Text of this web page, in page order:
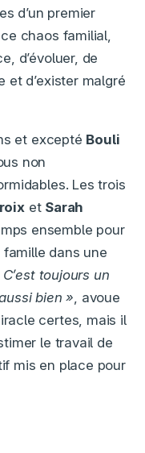
d’un premier
chaos familial,
d’évoluer, de
et d’exister malgré
et excepté Bouli
non
Les trois
et Sarah
ensemble pour
dans une
C’est toujours un
bien », avoue
certes, mais il
le travail de
mis en place pour